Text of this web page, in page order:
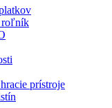
roľník
prístroje